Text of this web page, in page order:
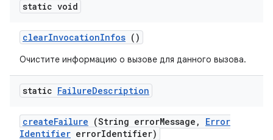
static void
clearInvocationInfos ()
Очистите информацию о вызове для данного вызова.
static FailureDescription
createFailure (String errorMessage ,
Error
Identifier errorIdentifier)